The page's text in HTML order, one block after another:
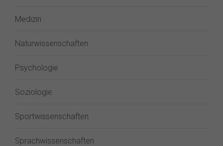
Medizin
Naturwissenschaften
Psychologie
Soziologie
Sportwissenschaften
Sprachwissenschaften